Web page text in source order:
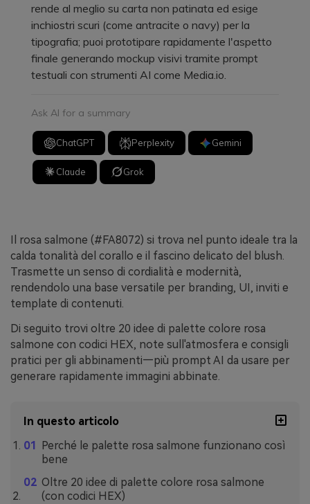
rende al meglio su carta non patinata ed esige
inchiostri scuri (come antracite o navy) per la
tipografia; puoi prototipare rapidamente l'aspetto
finale generando mockup visivi tramite prompt
testuali con strumenti AI come Media.io.
Ask AI for a summary
ChatGPT Perplexity Gemini
Claude Grok
Il rosa salmone (#FA8072) si trova nel punto ideale tra la
calda tonalità del corallo e il fascino delicato del blush.
Trasmette un senso di cordialità e modernità,
rendendolo una base versatile per branding, UI, inviti e
template di contenuti.
Di seguito trovi oltre 20 idee di palette colore rosa
salmone con codici HEX, note sull'atmosfera e consigli
pratici per gli abbinamenti—più prompt AI da usare per
generare rapidamente immagini abbinate.
In questo articolo
Perché le palette rosa salmone funzionano così
bene
Oltre 20 idee di palette colore rosa salmone
(con codici HEX)